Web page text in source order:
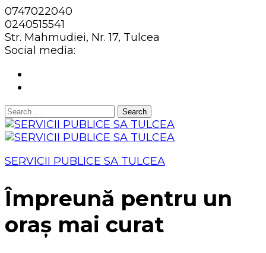
0747022040
0240515541
Str. Mahmudiei, Nr. 17, Tulcea
Social media:
Search
for:
SERVICII PUBLICE SA TULCEA
Împreună pentru un
oraș mai curat